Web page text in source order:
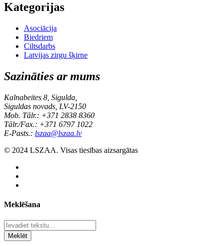
Kategorijas
Asociācija
Biedriem
Ciltsdarbs
Latvijas zirgu šķirne
Sazināties ar mums
Kalnabeites 8, Sigulda,
Siguldas novads, LV-2150
Mob. Tālr.: +371 2838 8360
Tālr./Fax.: +371 6797 1022
E-Pasts.: lszaa@lszaa.lv
© 2024 LSZAA. Visas tiesības aizsargātas
Meklēšana
Meklēt